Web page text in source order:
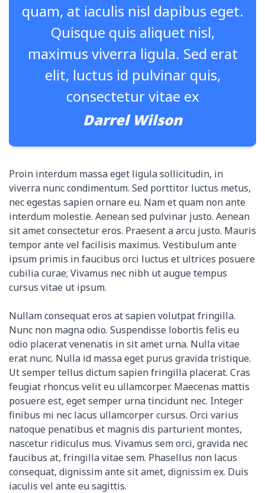
quam, at iaculis nisl dapibus eget.
Quisque quis aliquet nisl,
maximus viverra ligula. Sed erat
elit, luctus id pulvinar quis,
consectetur vitae ex
Darrel Wilson
Proin interdum massa eget ligula sollicitudin, in
viverra nunc condimentum. Sed porttitor luctus metus,
nec egestas sapien ornare eu. Nam et quam non ante
interdum molestie. Aenean sed pulvinar justo. Aenean
sit amet consectetur eros. Praesent a arcu justo. Mauris
tempor ante vel facilisis maximus. Vestibulum ante
ipsum primis in faucibus orci luctus et ultrices posuere
cubilia curae; Vivamus nec nibh ut augue tempus
cursus vitae ut ipsum.
Nullam consequat eros at sapien volutpat fringilla.
Nunc non magna odio. Suspendisse lobortis felis eu
odio placerat venenatis in sit amet urna. Nulla vitae
erat nunc. Nulla id massa eget purus gravida tristique.
Ut semper tellus dictum sapien fringilla placerat. Cras
feugiat rhoncus velit eu ullamcorper. Maecenas mattis
posuere est, eget semper urna tincidunt nec. Integer
finibus mi nec lacus ullamcorper cursus. Orci varius
natoque penatibus et magnis dis parturient montes,
nascetur ridiculus mus. Vivamus sem orci, gravida nec
faucibus at, fringilla vitae sem. Phasellus non lacus
consequat, dignissim ante sit amet, dignissim ex. Duis
iaculis vel ante eu sagittis.